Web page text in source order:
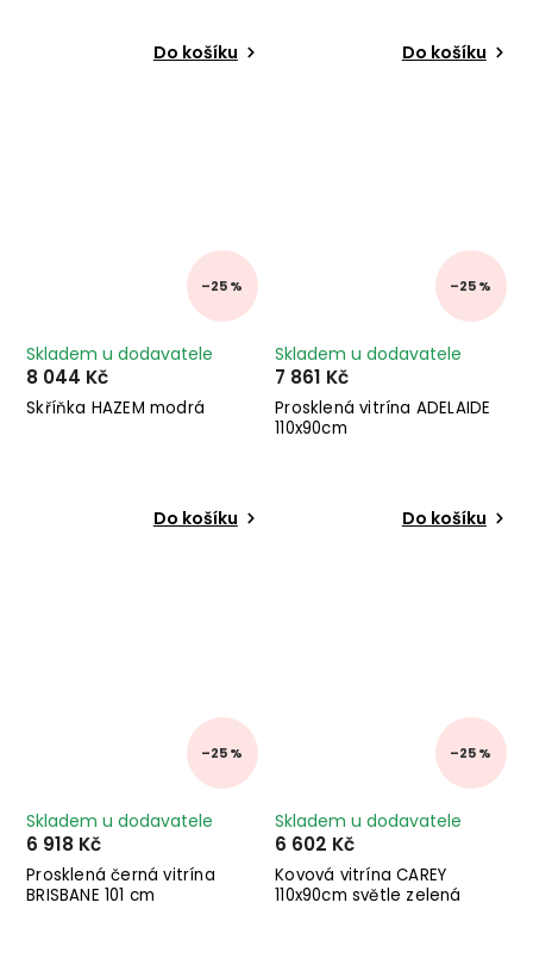
Do košíku Do košíku
–25 %
Skříňka HAZEM modrá
Skladem u dodavatele
8 044 Kč
Do košíku
–25 %
Prosklená vitrína ADELAIDE
110x90cm
Skladem u dodavatele
7 861 Kč
Do košíku
–25 %
Prosklená černá vitrína
BRISBANE 101 cm
Skladem u dodavatele
6 918 Kč
–25 %
Kovová vitrína CAREY
110x90cm světle zelená
Skladem u dodavatele
6 602 Kč